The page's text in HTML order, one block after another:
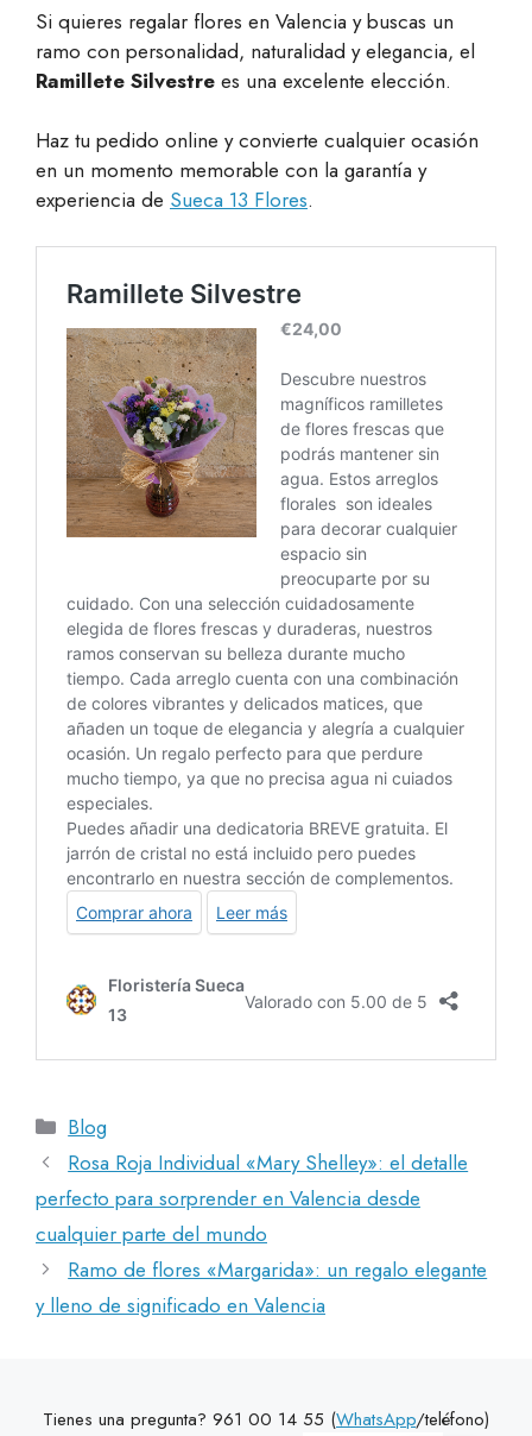
Si quieres regalar flores en Valencia y buscas un
ramo con personalidad, naturalidad y elegancia, el
Ramillete Silvestre es una excelente elección.
Haz tu pedido online y convierte cualquier ocasión
en un momento memorable con la garantía y
experiencia de Sueca 13 Flores.
Categorías
Blog
Rosa Roja Individual «Mary Shelley»: el detalle
perfecto para sorprender en Valencia desde
cualquier parte del mundo
Ramo de flores «Margarida»: un regalo elegante
y lleno de significado en Valencia
Tienes una pregunta? 961 00 14 55 (WhatsApp/teléfono)